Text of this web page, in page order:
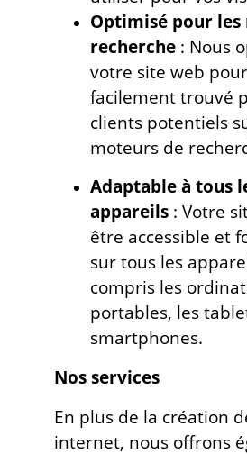
Optimisé pour
recherche : Nous
votre site web
facilement trouvé
clients potentiels
moteurs de
Adaptable à tous
appareils : Votre
être accessible et
sur tous les
compris les
portables, les
smartphones.
Nos services
En plus de la création
internet, nous offrons